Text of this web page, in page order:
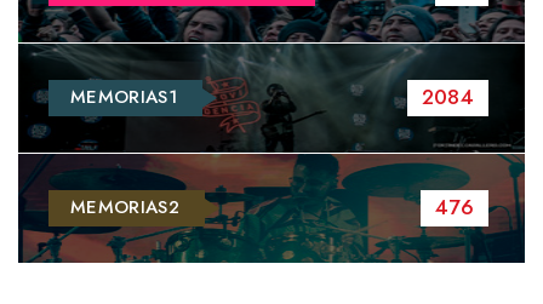
MEMORIAS1 2084
MEMORIAS2 476